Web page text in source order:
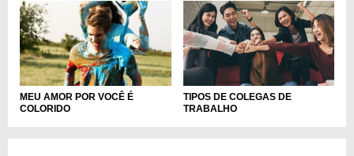
MEU AMOR POR VOCÊ É
COLORIDO
TIPOS DE COLEGAS DE
TRABALHO